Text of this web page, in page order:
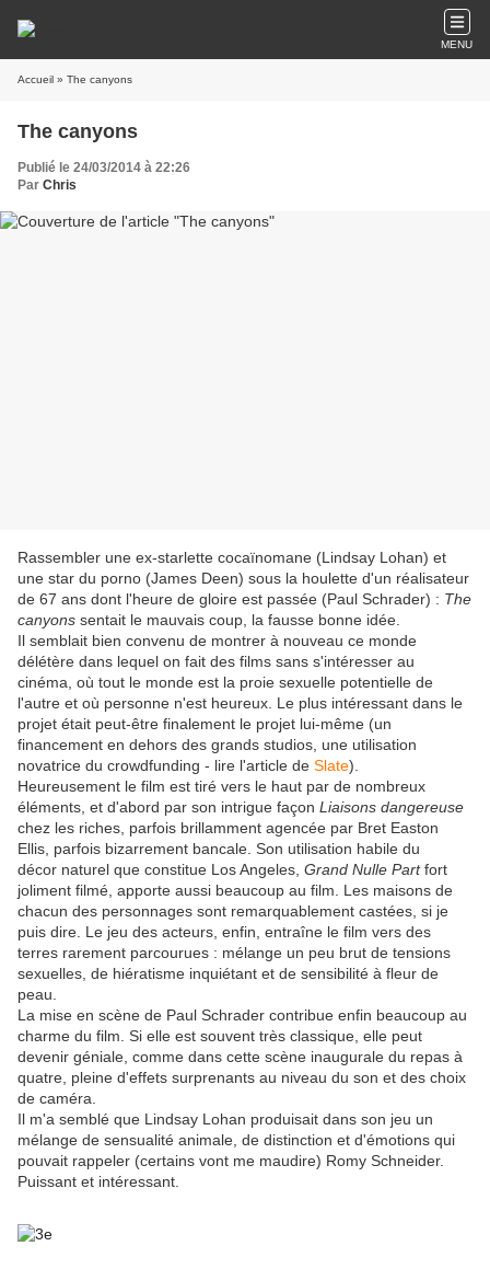
MENU
Accueil » The canyons
The canyons
Publié le 24/03/2014 à 22:26
Par Chris
Rassembler une ex-starlette cocaïnomane (Lindsay Lohan) et
une star du porno (James Deen) sous la houlette d'un réalisateur
de 67 ans dont l'heure de gloire est passée (Paul Schrader) : The
canyons sentait le mauvais coup, la fausse bonne idée.
Il semblait bien convenu de montrer à nouveau ce monde
délétère dans lequel on fait des films sans s'intéresser au
cinéma, où tout le monde est la proie sexuelle potentielle de
l'autre et où personne n'est heureux. Le plus intéressant dans le
projet était peut-être finalement le projet lui-même (un
financement en dehors des grands studios, une utilisation
novatrice du crowdfunding - lire l'article de Slate).
Heureusement le film est tiré vers le haut par de nombreux
éléments, et d'abord par son intrigue façon Liaisons dangereuse
chez les riches, parfois brillamment agencée par Bret Easton
Ellis, parfois bizarrement bancale. Son utilisation habile du
décor naturel que constitue Los Angeles, Grand Nulle Partfort
joliment filmé, apporte aussi beaucoup au film. Les maisons de
chacun des personnages sont remarquablement castées, si je
puis dire. Le jeu des acteurs, enfin, entraîne le film vers des
terres rarement parcourues : mélange un peu brut de tensions
sexuelles, de hiératisme inquiétant et de sensibilité à fleur de
peau.
La mise en scène de Paul Schrader contribue enfin beaucoup au
charme du film. Si elle est souvent très classique, elle peut
devenir géniale, comme dans cette scène inaugurale du repas à
quatre, pleine d'effets surprenants au niveau du son et des choix
de caméra.
Il m'a semblé que Lindsay Lohan produisait dans son jeu un
mélange de sensualité animale, de distinction et d'émotions qui
pouvait rappeler (certains vont me maudire) Romy Schneider.
Puissant et intéressant.